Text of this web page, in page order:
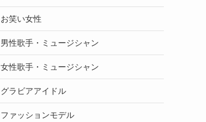
お笑い女性
男性歌手・ミュージシャン
女性歌手・ミュージシャン
グラビアアイドル
ファッションモデル